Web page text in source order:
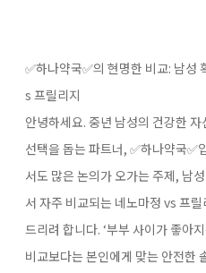
✅하나약국✅의 현명한 비교: 남성
s 프릴리지
안녕하세요. 중년 남성의 건강한
선택을 돕는 파트너, ✅하나약국✅
서도 많은 논의가 오가는 주제, 남
서 자주 비교되는 네노마정 vs 프
드리려 합니다. ‘부부 사이가 좋아
비교보다는 본인에게 맞는 안전한